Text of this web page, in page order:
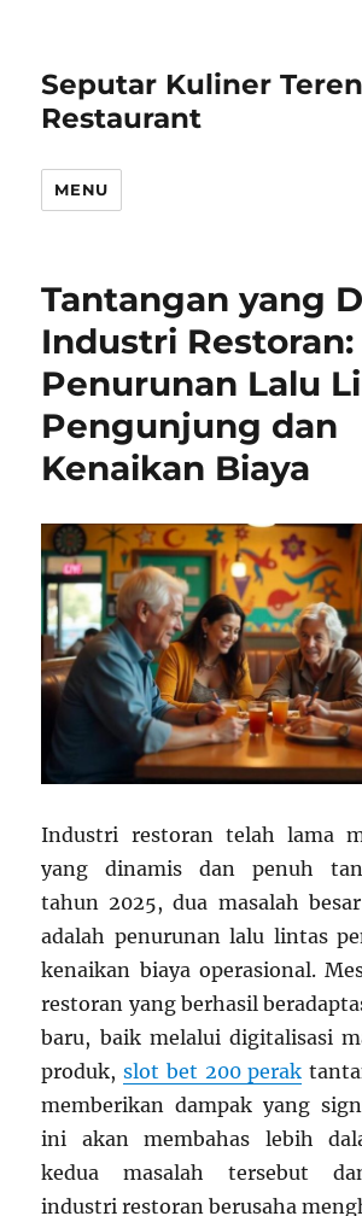
Seputar Kuliner
Restaurant
MENU
Tantangan yang
Industri Restoran:
Penurunan Lalu
Pengunjung dan
Kenaikan Biaya
Industri restoran telah lama
yang dinamis dan penuh
tahun 2025, dua masalah
adalah penurunan lalu lintas
kenaikan biaya operasional.
restoran yang berhasil
baru, baik melalui digitalisasi
produk,slot bet 200 perak
memberikan dampak yang
ini akan membahas lebih
kedua masalah tersebut
industri restoran berusaha